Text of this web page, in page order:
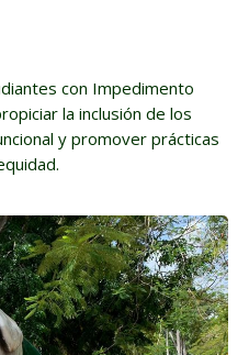
con Impedimento
la inclusión de los
y promover prácticas